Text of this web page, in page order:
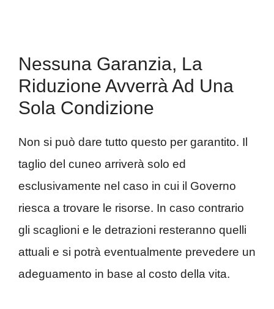
Nessuna Garanzia, La
Riduzione Avverrà Ad Una
Sola Condizione
Non si può dare tutto questo per garantito. Il
taglio del cuneo arriverà solo ed
esclusivamente nel caso in cui il Governo
riesca a trovare le risorse. In caso contrario
gli scaglioni e le detrazioni resteranno quelli
attuali e si potrà eventualmente prevedere un
adeguamento in base al costo della vita.